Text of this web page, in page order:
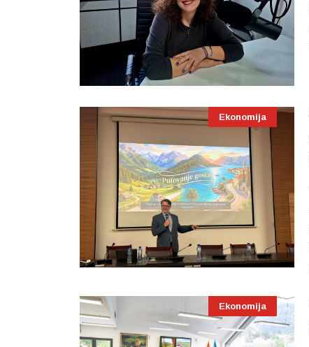
Ekonomija
Ekonomija